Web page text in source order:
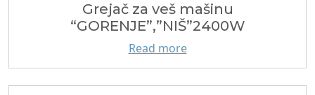
Grejač za veš mašinu
“GORENJE”,”NIŠ”2400W
Read more